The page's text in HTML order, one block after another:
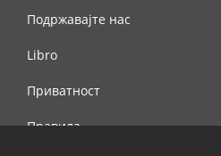
Подржавајте нас
Libro
Приватност
Правила